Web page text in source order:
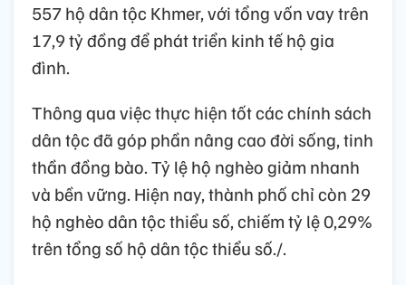
557 hộ dân tộc Khmer, với tổng vốn vay trên
17,9 tỷ đồng để phát triển kinh tế hộ gia
đình.
Thông qua việc thực hiện tốt các chính sách
dân tộc đã góp phần nâng cao đời sống, tinh
thần đồng bào. Tỷ lệ hộ nghèo giảm nhanh
và bền vững. Hiện nay, thành phố chỉ còn 29
hộ nghèo dân tộc thiểu số, chiếm tỷ lệ 0,29%
trên tổng số hộ dân tộc thiểu số./.